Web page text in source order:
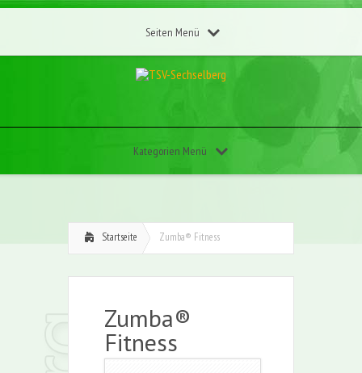
Seiten Menü
Kategorien Menü
Startseite Zumba® Fitness
Zumba®
Fitness